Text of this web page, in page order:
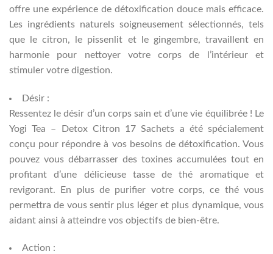
offre une expérience de détoxification douce mais efficace.
Les ingrédients naturels soigneusement sélectionnés, tels
que le citron, le pissenlit et le gingembre, travaillent en
harmonie pour nettoyer votre corps de l’intérieur et
stimuler votre digestion.
Désir :
Ressentez le désir d’un corps sain et d’une vie équilibrée ! Le
Yogi Tea – Detox Citron 17 Sachets a été spécialement
conçu pour répondre à vos besoins de détoxification. Vous
pouvez vous débarrasser des toxines accumulées tout en
profitant d’une délicieuse tasse de thé aromatique et
revigorant. En plus de purifier votre corps, ce thé vous
permettra de vous sentir plus léger et plus dynamique, vous
aidant ainsi à atteindre vos objectifs de bien-être.
Action :